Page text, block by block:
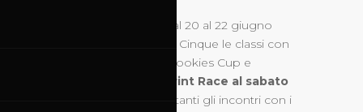
la MotoGP al Mugello è dal 20 al 22 giugno
di puro divertimento. Cinque le classi con
- Moto3 – MotoE e Red Bull Rookies Cup e
Sprint Race al sabato
. In programma tanti gli incontri con i